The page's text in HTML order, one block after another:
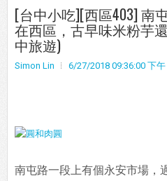
[台中小吃][西區403] 南
在西區，古早味米粉芋
中旅遊)
Simon Lin 6/27/2018 09:36:00 下午
南屯路一段上有個永安市場，